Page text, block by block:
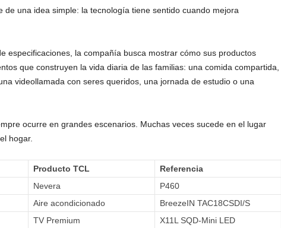
de una idea simple: la tecnología tiene sentido cuando mejora
especificaciones, la compañía busca mostrar cómo sus productos
que construyen la vida diaria de las familias: una comida compartida,
videollamada con seres queridos, una jornada de estudio o una
ocurre en grandes escenarios. Muchas veces sucede en el lugar
hogar.
Producto TCL
Referencia
Nevera
P460
Aire acondicionado
BreezeIN TAC18CSDI/S
TV Premium
X11L SQD-Mini LED